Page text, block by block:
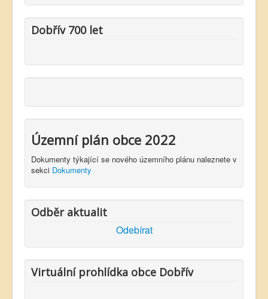
Dobřív 700 let
Územní plán obce 2022
Dokumenty týkající se nového územního plánu naleznete v
sekci Dokumenty
Odběr aktualit
Odebírat
Virtuální prohlídka obce Dobřív